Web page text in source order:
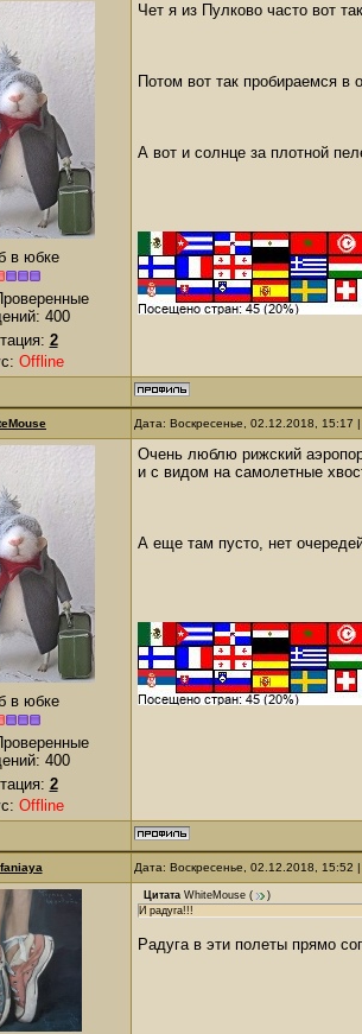
в юбке
400
2
Offline
Чет я из Пулково часто вот
Потом вот так пробираемся в
А вот и солнце за плотной
Дата: Воскресенье, 02.12.2018,
в юбке
400
2
Offline
Очень люблю рижский
и с видом на самолетные
А еще там пусто, нет
Дата: Воскресенье, 02.12.2018,
Цитата WhiteMouse (
)
И радуга!!!
Радуга в эти полеты прямо